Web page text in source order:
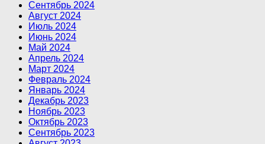
Сентябрь 2024
Август 2024
Июль 2024
Июнь 2024
Май 2024
Апрель 2024
Март 2024
Февраль 2024
Январь 2024
Декабрь 2023
Ноябрь 2023
Октябрь 2023
Сентябрь 2023